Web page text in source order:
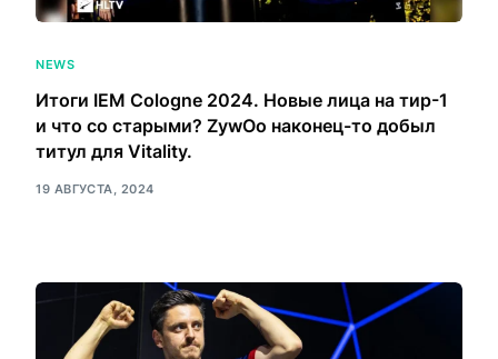
NEWS
Итоги IEM Cologne 2024. Новые лица на тир-1
и что со старыми? ZywOo наконец-то добыл
титул для Vitality.
19 АВГУСТА, 2024